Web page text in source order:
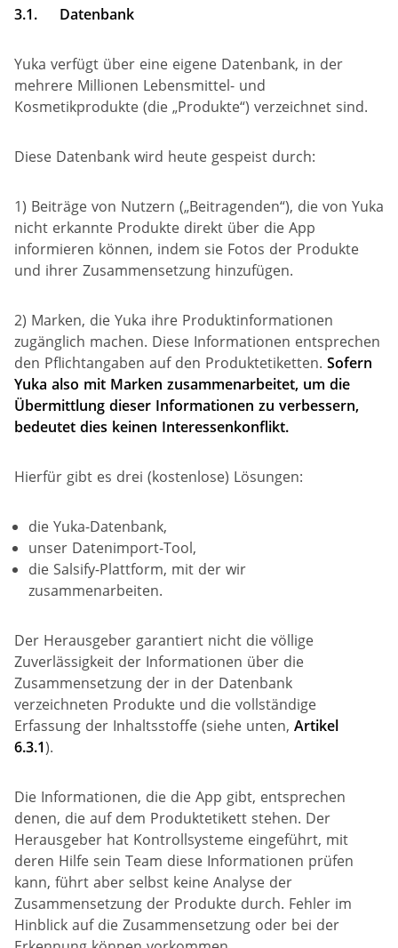
3.1. Datenbank
Yuka verfügt über eine eigene Datenbank, in der
mehrere Millionen Lebensmittel- und
Kosmetikprodukte (die „Produkte“) verzeichnet sind.
Diese Datenbank wird heute gespeist durch:
1) Beiträge von Nutzern („Beitragenden“), die von Yuka
nicht erkannte Produkte direkt über die App
informieren können, indem sie Fotos der Produkte
und ihrer Zusammensetzung hinzufügen.
2) Marken, die Yuka ihre Produktinformationen
zugänglich machen. Diese Informationen entsprechen
den Pflichtangaben auf den Produktetiketten. Sofern
Yuka also mit Marken zusammenarbeitet, um die
Übermittlung dieser Informationen zu verbessern,
bedeutet dies keinen Interessenkonflikt.
Hierfür gibt es drei (kostenlose) Lösungen:
die Yuka-Datenbank,
unser Datenimport-Tool,
die Salsify-Plattform, mit der wir
zusammenarbeiten.
Der Herausgeber garantiert nicht die völlige
Zuverlässigkeit der Informationen über die
Zusammensetzung der in der Datenbank
verzeichneten Produkte und die vollständige
Erfassung der Inhaltsstoffe (siehe unten, Artikel
6.3.1).
Die Informationen, die die App gibt, entsprechen
denen, die auf dem Produktetikett stehen. Der
Herausgeber hat Kontrollsysteme eingeführt, mit
deren Hilfe sein Team diese Informationen prüfen
kann, führt aber selbst keine Analyse der
Zusammensetzung der Produkte durch. Fehler im
Hinblick auf die Zusammensetzung oder bei der